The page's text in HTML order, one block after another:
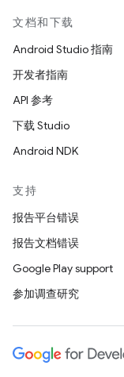
文档和下载
Android Studio 指南
开发者指南
API 参考
下载 Studio
Android NDK
支持
报告平台错误
报告文档错误
Google Play support
参加调查研究